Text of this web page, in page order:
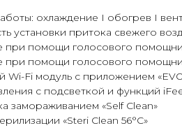
охлаждение I обогрев I
установки притока свежего
при помощи голосового
при помощи голосового
Wi-Fi модуль с приложением
с подсветкой и функций
замораживанием «Self Clean»
«Steri Clean 56°C»